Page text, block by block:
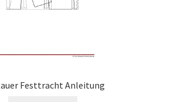
Festtracht Anleitung